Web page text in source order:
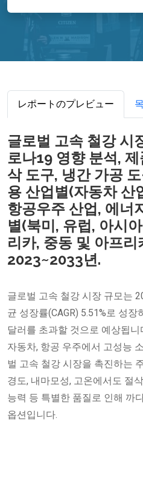
レポートのプレビュー
글로벌 고속 철강 시
로나19 영향 분석,
삭 도구, 냉간 가공
용 산업별(자동차 산
항공우주 산업, 에너
별(북미, 유럽, 아시
리카, 중동 및 아프
2023~2033년.
글로벌 고속 철강 시장 규모는
균 성장률(CAGR) 5.51%로 성
달러를 초과할 것으로 예상됩
자동차, 항공 우주에서 고성능
벌 고속 철강 시장을 촉진하는
경도, 내마모성, 고온에서도 절
능력 등 특별한 품질로 인해 까
옵션입니다.